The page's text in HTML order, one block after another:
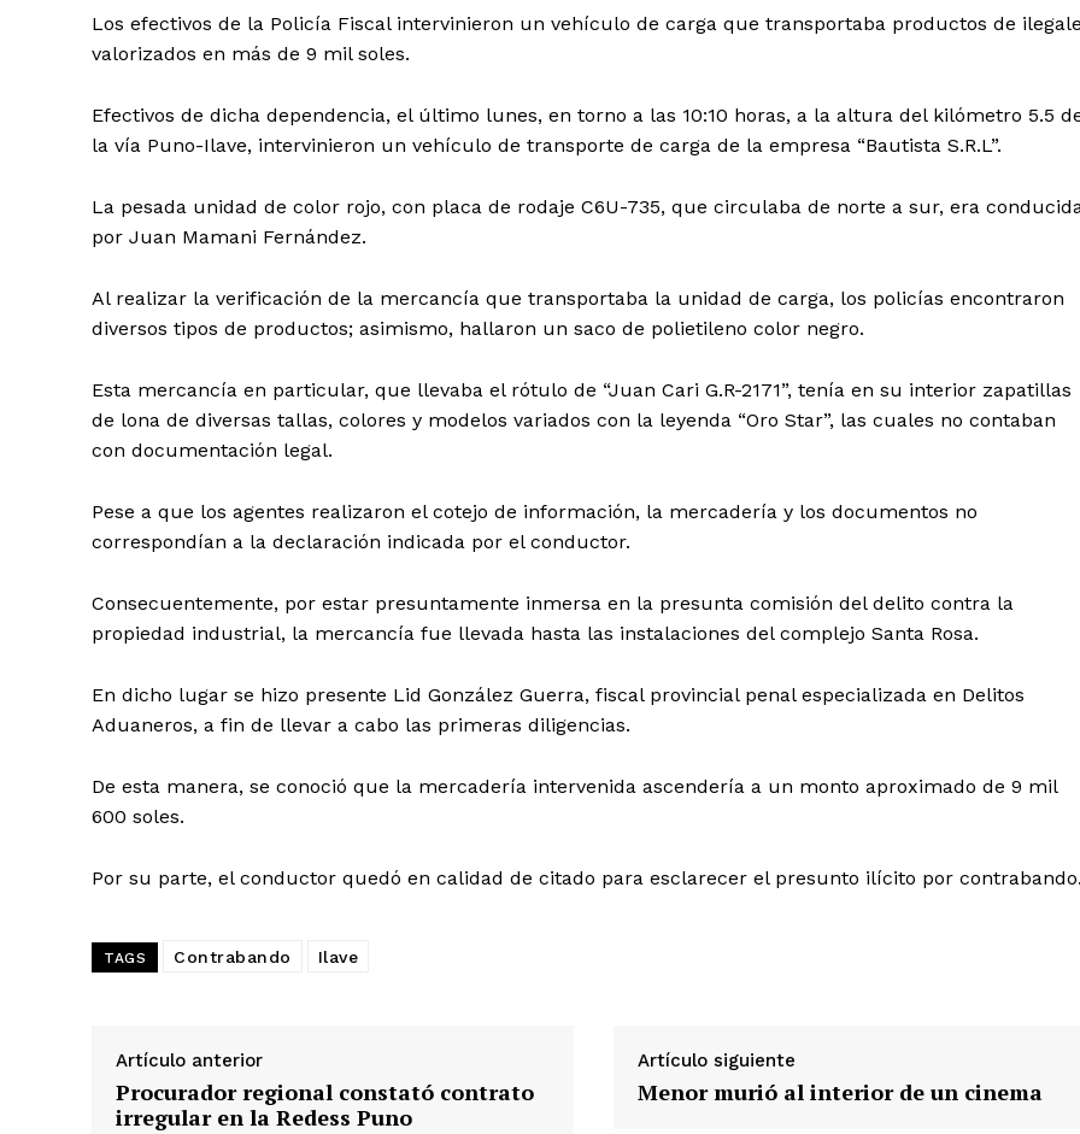
Diario los Andes
Nosotros
Los efectivos de la Policía Fiscal intervinieron un vehículo de carga que transportaba productos de
valorizados en más de 9 mil soles.
Efectivos de dicha dependencia, el último lunes, en torno a las 10:10 horas, a la altura del kilómetro 5.5
la vía Puno-Ilave, intervinieron un vehículo de transporte de carga de la empresa “Bautista S.R.L”.
La pesada unidad de color rojo, con placa de rodaje C6U-735, que circulaba de norte a sur, era
por Juan Mamani Fernández.
Al realizar la verificación de la mercancía que transportaba la unidad de carga, los policías encontraron
diversos tipos de productos; asimismo, hallaron un saco de polietileno color negro.
Esta mercancía en particular, que llevaba el rótulo de “Juan Cari G.R-2171”, tenía en su interior zapatillas
de lona de diversas tallas, colores y modelos variados con la leyenda “Oro Star”, las cuales no contaban
con documentación legal.
Pese a que los agentes realizaron el cotejo de información, la mercadería y los documentos no
correspondían a la declaración indicada por el conductor.
Consecuentemente, por estar presuntamente inmersa en la presunta comisión del delito contra la
propiedad industrial, la mercancía fue llevada hasta las instalaciones del complejo Santa Rosa.
En dicho lugar se hizo presente Lid González Guerra, fiscal provincial penal especializada en Delitos
Aduaneros, a fin de llevar a cabo las primeras diligencias.
De esta manera, se conoció que la mercadería intervenida ascendería a un monto aproximado de 9 mil
600 soles.
Por su parte, el conductor quedó en calidad de citado para esclarecer el presunto ilícito por
TAGS Contrabando Ilave
Artículo anterior
Procurador regional constató contrato
irregular en la Redess Puno
Artículo siguiente
Menor murió al interior de un cinema